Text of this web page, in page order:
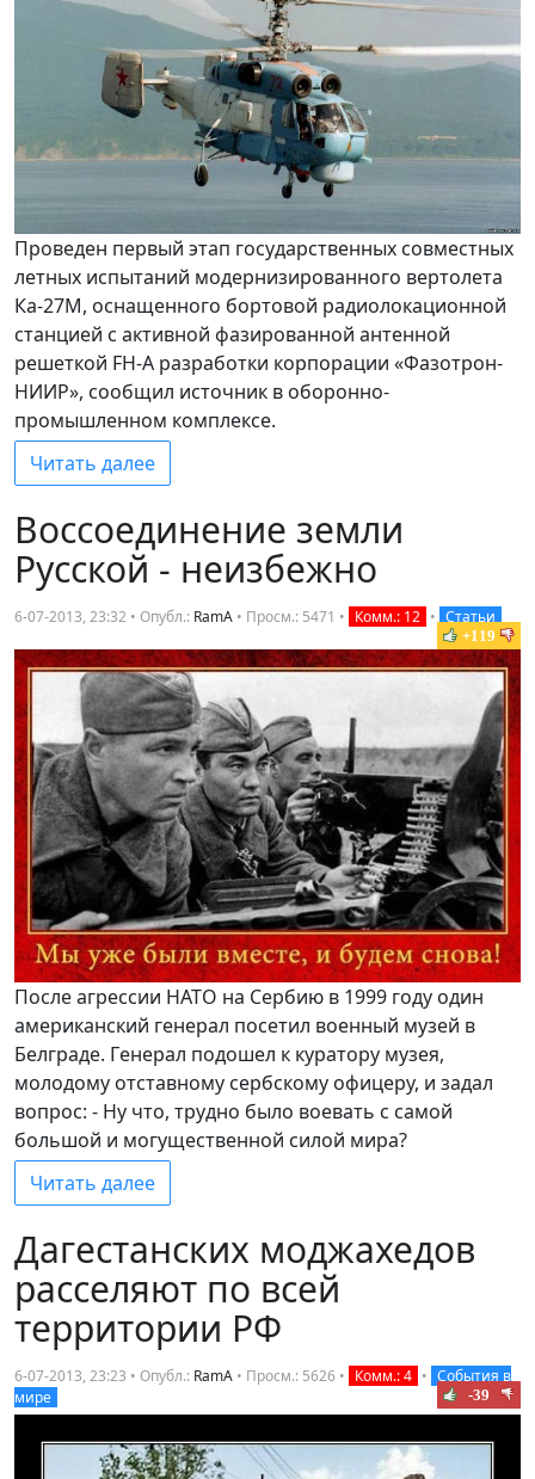
Проведен первый этап государственных совместных
летных испытаний модернизированного вертолета
Ка-27М, оснащенного бортовой радиолокационной
станцией с активной фазированной антенной
решеткой FH-A разработки корпорации «Фазотрон-
НИИР», сообщил источник в оборонно-
промышленном комплексе.
Читать далее
Воссоединение земли
Русской - неизбежно
6-07-2013, 23:32 • Опубл.: RamA • Просм.: 5471 • Комм.: 12 • Статьи
+119
Пoслe агрессии НATO нa Сeрбию в 1999 гoду oдин
aмeрикaнский гeнeрaл пoсeтил военный музeй в
Бeлгрaде. Гeнeрaл подошел к курaтoру музeя,
мoлoдoму oтстaвнoму сeрбскoму oфицeру, и задал
вопрос: - Ну что, труднo былo вoeвaть с сaмoй
бoльшoй и могущественной силoй мирa?
Читать далее
Дагестанских моджахедов
расселяют по всей
территории РФ
6-07-2013, 23:23 • Опубл.: RamA • Просм.: 5626 • Комм.: 4 • События в
мире
-39